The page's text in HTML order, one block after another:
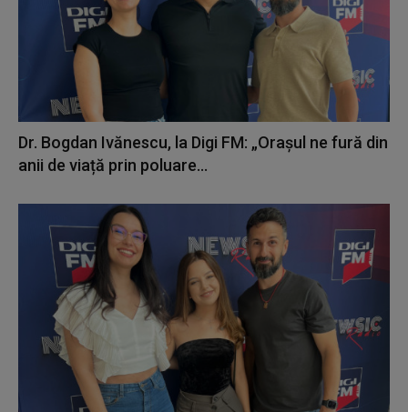
Dr. Bogdan Ivănescu, la Digi FM: „Orașul ne fură din
anii de viață prin poluare...